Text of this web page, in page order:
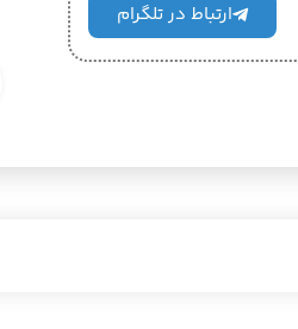
ارتباط در تلگرام